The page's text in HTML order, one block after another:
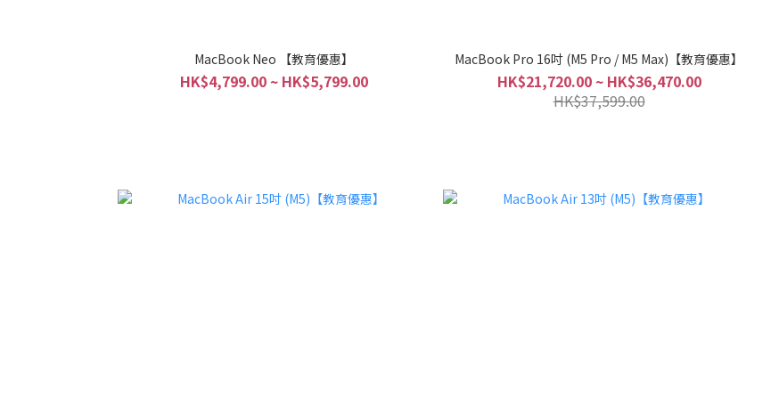
MacBook Neo 【教育優惠】
HK$4,799.00 ~ HK$5,799.00
MacBook Pro 16吋 (M5 Pro / M5 Max)【教育優惠】
HK$21,720.00 ~ HK$36,470.00
HK$37,599.00